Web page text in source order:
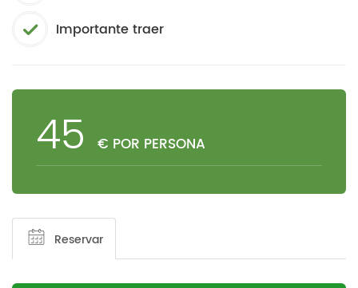
Importante traer
45 € POR PERSONA
Reservar